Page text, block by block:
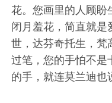
花。您画里的人顾盼
闭月羞花，简直就是
世，达芬奇托生，梵
过笔，您的手怕不是
的手，就连莫兰迪也